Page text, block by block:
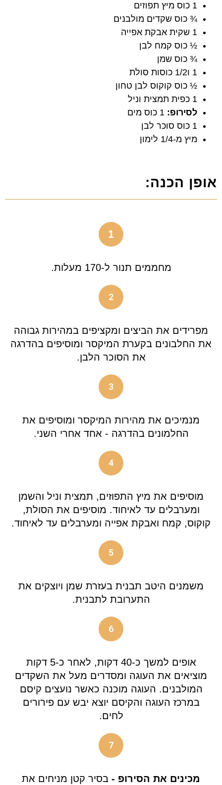
1 כוס מיץ תפוזים
¾ כוס שקדים מולבנים
1 שקית אבקת אפייה
½ כוס קמח לבן
¾ כוס שמן
1 ו1/2 כוסות סולת
½ כוס קוקוס לבן טחון
1 כפית תמצית וניל
לסירופ: 1 כוס מים
1 כוס סוכר לבן
מיץ מ-1/4 לימון
אופן הכנה:
1
מחממים תנור ל-170 מעלות.
2
מפרידים את הביצים ומקציפים במהירות גבוהה
את החלבונים בקערת המיקסר ומוסיפים בהדרגה
את הסוכר הלבן.
3
מנמיכים את מהירות המיקסר ומוסיפים את
החלמונים בהדרגה - אחד אחרי השני.
4
מוסיפים את מיץ התפוזים, תמצית וניל והשמן
ומערבלים עד לאיחוד. מוסיפים את הסולת,
קוקוס, קמח ואבקת אפייה ומערבלים עד לאיחוד.
5
משמנים היטב תבנית בעזרת שמן ויוצקים את
התערובת לתבנית.
6
אופים למשך כ-40 דקות, לאחר כ-5 דקות
מוציאים את העוגה ומסדרים מעל את השקדים
המולבנים. העוגה מוכנה כאשר נועצים קיסם
במרכז העוגה והקיסם יוצא יבש עם פירורים
לחים.
7
מכינים את הסירופ - בסיר קטן מניחים את